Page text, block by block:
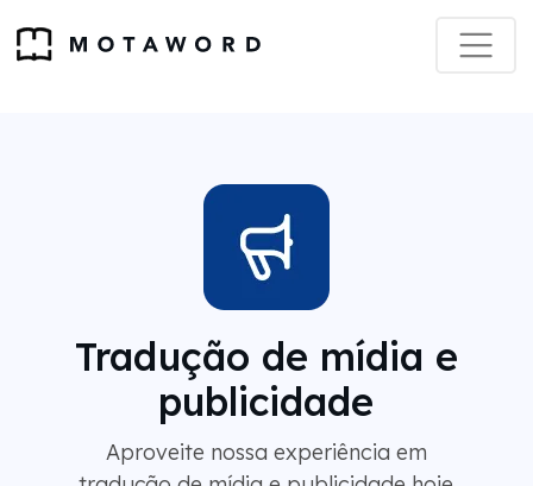
Tradução de mídia e
publicidade
Aproveite nossa experiência em